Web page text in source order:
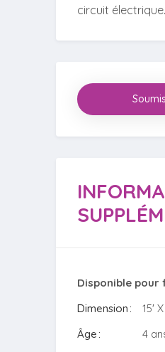
circuit électrique.
Disponible pour
Dimension
15'
Âge
4